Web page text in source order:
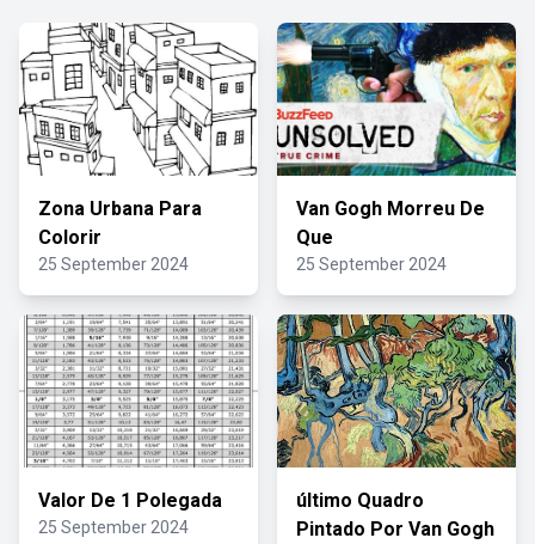
Zona Urbana Para
Colorir
25 September 2024
Van Gogh Morreu De
Que
25 September 2024
Valor De 1 Polegada
25 September 2024
último Quadro
Pintado Por Van Gogh